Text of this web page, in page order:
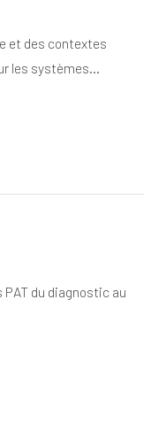
et des contextes
les systèmes…
du diagnostic au